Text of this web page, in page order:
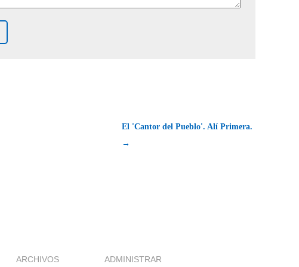
El 'Cantor del Pueblo'. Alí Primera.
→
ARCHIVOS ADMINISTRAR